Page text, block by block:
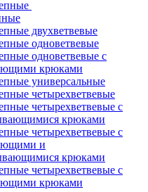
двухветвевые
одноветвевые
одноветвевые с
крюками
универсальные
четырехветвевые
четырехветвевые с
крюками
четырехветвевые с
и
крюками
четырехветвевые с
крюками